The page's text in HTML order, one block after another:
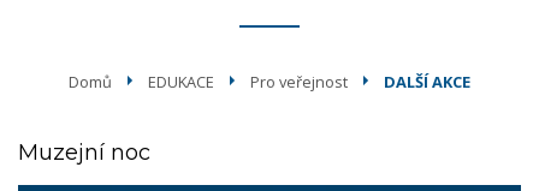
Domů EDUKACE Pro veřejnost DALŠÍ AKCE
Muzejní noc